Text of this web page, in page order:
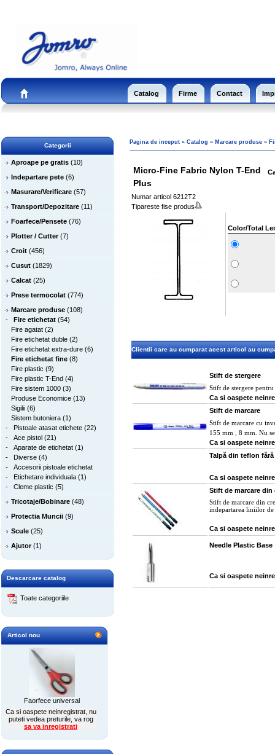
Catalog Firme Contact
Categorii
Aproape pe gratis (10)
Indepartare pete (6)
Masurare/Verificare (57)
Transport/Depozitare (11)
Foarfece/Pensete (76)
Plotter / Cutter(7)
Croit (456)
Cusut (1829)
Calcat (25)
Prese termocolat (774)
Marcare produse (108)
- Fire etichetat (54)
Fire agatat (2)
Fire etichetat duble (2)
Fire etichetat extra-dure (6)
Fire etichetat fine (8)
Fire plastic (9)
Fire plastic T-End (4)
Fire sistem 1000 (3)
Produse Economice (13)
Sigilii (6)
Sistem butoniera (1)
- Pistoale atasat etichete (22)
- Ace pistol (21)
- Aparate de etichetat (1)
- Diverse (4)
- Accesorii pistoale etichetat
- Etichetare individuala (1)
- Cleme plastic (5)
Tricotaje/Bobinare (48)
Protectia Muncii (9)
Scule (25)
Ajutor(1)
Descarcare catalog
Toate categoriile
Articol nou
Faorfece universal
Ca si oaspete neinregistrat, nu
puteti vedea preturile, va rog
sa va inregistrati
Pagina de inceput » Catalog » Marcare produse »
Micro-Fine Fabric Nylon T-End
Plus
Numar articol 6212T2
Tipareste fise produs
Color/Total
Clientii care au cumparat acest articol au
Stift de stergere
Stift de stergere
Ca si oaspete
Stift de marcare
Stift de marcare cu
155 mm , 8 mm. Nu
Ca si oaspete
Talpă din teflon
Ca si oaspete
Stift de marcare din
Stift de marcare din
indepartarea liniilor
Ca si oaspete
Needle Plastic Base
Ca si oaspete